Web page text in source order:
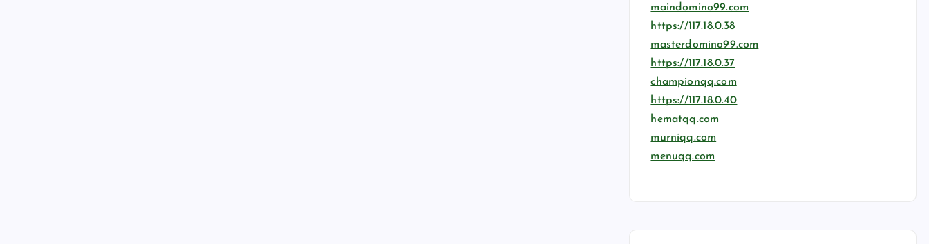
maindomino99.com
https://117.18.0.38
masterdomino99.com
https://117.18.0.37
championqq.com
https://117.18.0.40
hematqq.com
murniqq.com
menuqq.com